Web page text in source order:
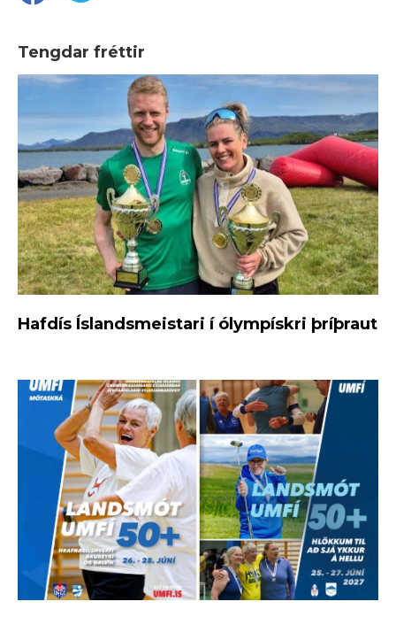
Tengdar fréttir
Hafdís Íslandsmeistari í ólympískri þríþraut